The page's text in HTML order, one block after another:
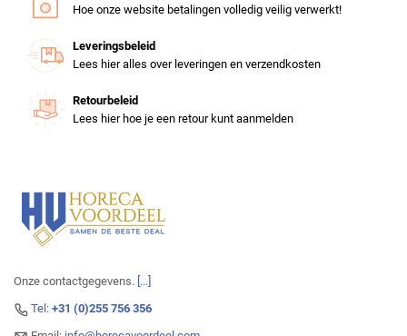
Hoe onze website betalingen volledig veilig verwerkt!
Leveringsbeleid
Lees hier alles over leveringen en verzendkosten
Retourbeleid
Lees hier hoe je een retour kunt aanmelden
Onze contactgegevens. [...]
Tel: +31 (0)255 756 356